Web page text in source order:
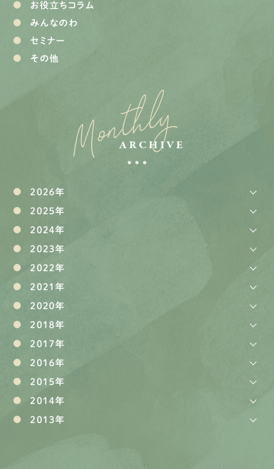
お役立ちコラム
みんなのわ
セミナー
その他
Monthly
ARCHIVE
2026年
2025年
2024年
2023年
2022年
2021年
2020年
2018年
2017年
2016年
2015年
2014年
2013年